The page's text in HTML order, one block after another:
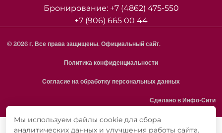
Бронирование: +7 (4862) 475-550
+7 (906) 665 00 44
© 2026г. Все права защищены. Официальный сайт.
Политика конфиденциальности
Согласие на обработку персональных данных
Сделано в Инфо-Сити
Мы используем файлы cookie для сбора
аналитических данных и улучшения работы сайта.